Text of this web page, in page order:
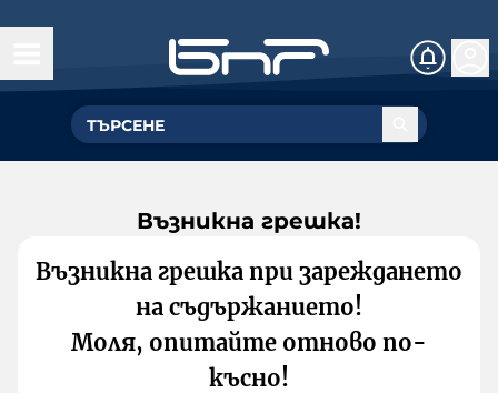
Възникна грешка!
Възникна грешка при зареждането
на съдържанието!
Моля, опитайте отново по-
късно!